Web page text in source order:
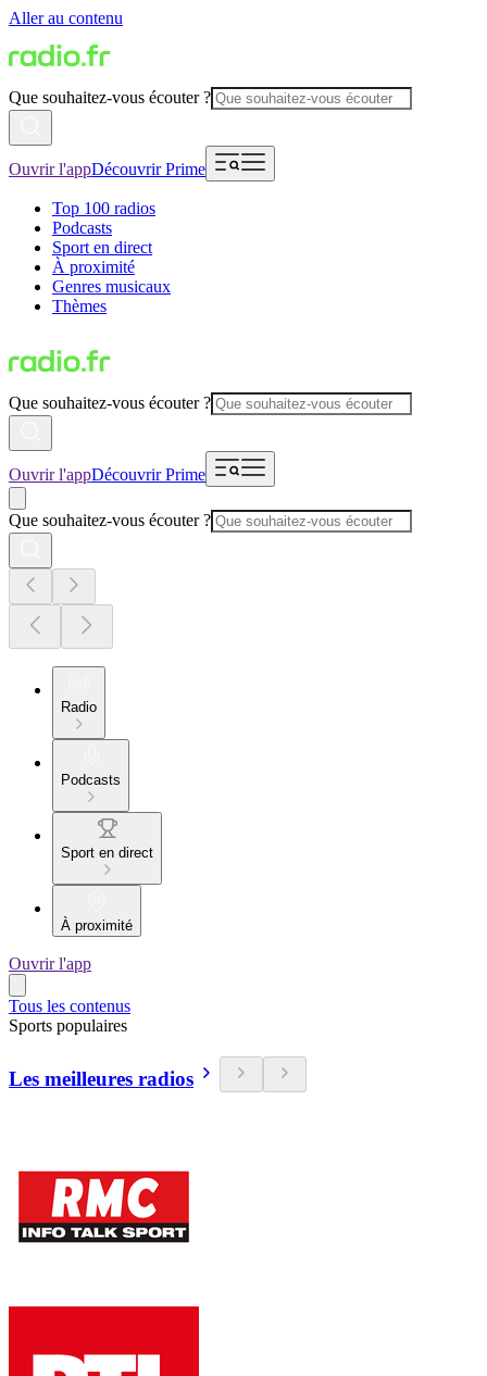
Aller au contenu
Que souhaitez-vous écouter ?
Ouvrir l'appDécouvrir Prime
Top 100 radios
Podcasts
Sport en direct
À proximité
Genres musicaux
Thèmes
Que souhaitez-vous écouter ?
Ouvrir l'appDécouvrir Prime
Que souhaitez-vous écouter ?
Radio
Podcasts
Sport en direct
À proximité
Ouvrir l'app
Tous les contenus
Sports populaires
Les meilleures radios